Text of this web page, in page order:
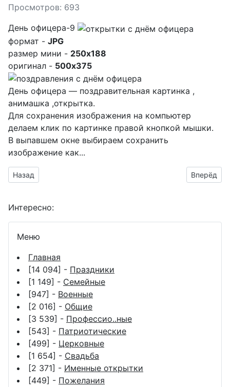
Просмотров: 693
День офицера-9
формат - JPG
размер мини - 250x188
оригинал - 500x375
День офицера — поздравительная картинка ,
анимашка ,открытка.
Для сохранения изображения на компьютер
делаем клик по картинке правой кнопкой мышки.
В выпавшем окне выбираем сохранить
изображение как...
Предыдущий материал: поздравить с днём офицера
Назад Вперёд
Интересно:
Меню
Главная
[14 094] - Праздники
[1 149] - Семейные
[947] - Военные
[2 016] - Общие
[3 539] - Профессио..ные
[543] - Патриотические
[499] - Церковные
[1 654] - Свадьба
[2 371] - Именные открытки
[449] - Пожелания